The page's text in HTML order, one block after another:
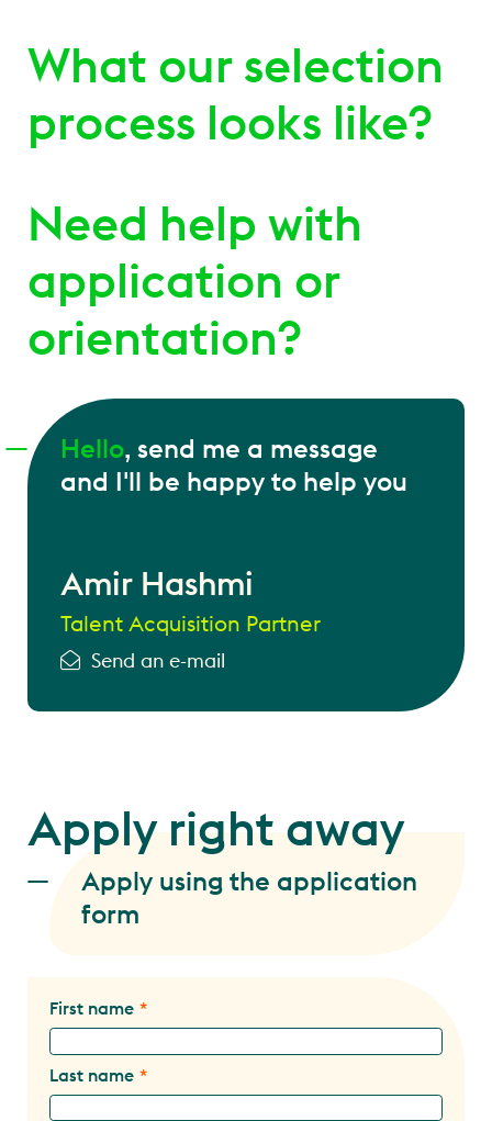
What our selection
process looks like?
Need help with
application or
orientation?
Hello, send me a message
and I'll be happy to help you
Amir Hashmi
Talent Acquisition Partner
Send an e-mail
Apply right away
Apply using the application
form
First name
Last name